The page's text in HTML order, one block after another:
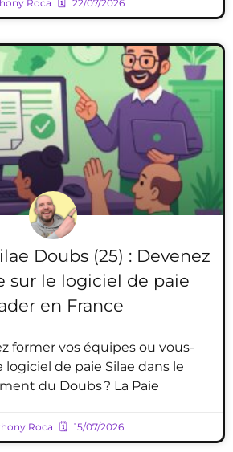
Roca 22/07/2026
Doubs (25) : Devenez
sur le logiciel de paie
en France
former vos équipes ou vous-
logiciel de paie Silae dans le
du Doubs ? La Paie
Roca 15/07/2026